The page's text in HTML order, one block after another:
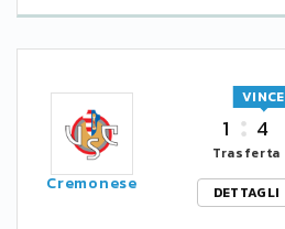
Cremonese
1 4
VINCE
Trasferta
DETTAGLI